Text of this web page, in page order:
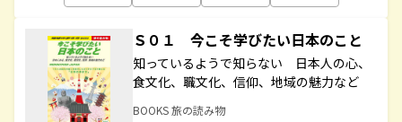
Ｓ０１ 今こそ学びたい日本のこと
知っているようで知らない 日本人の心、
食文化、職文化、信仰、地域の魅力など
BOOKS 旅の読み物